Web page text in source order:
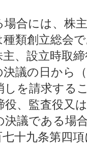
合には、株
類創立総会
、設立時取
議の日から
しを請求する
、監査役又
決議である場
十九条第四